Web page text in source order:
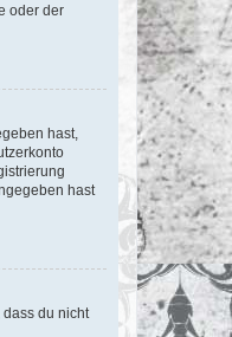
oder der
hast,
hast
du nicht